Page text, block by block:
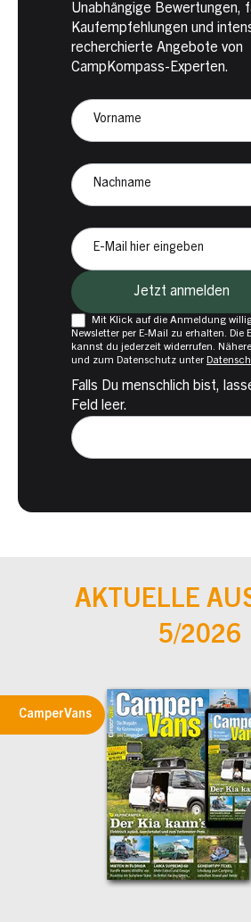
Unabhängige Bewertungen,
Kaufempfehlungen und
recherchierte Angebote von
CampKompass-Experten.
Anmeldung
CampKompass
Vorname
Nachname
Mail
Jetzt anmelden
Mit Klick auf die Anmeldung
Newsletter per E-Mail zu erhalten. Die
kannst du jederzeit widerrufen.
und zum Datenschutz unter
Falls Du menschlich bist,
Feld leer.
AKTUELLE
5/2026
CamperVans